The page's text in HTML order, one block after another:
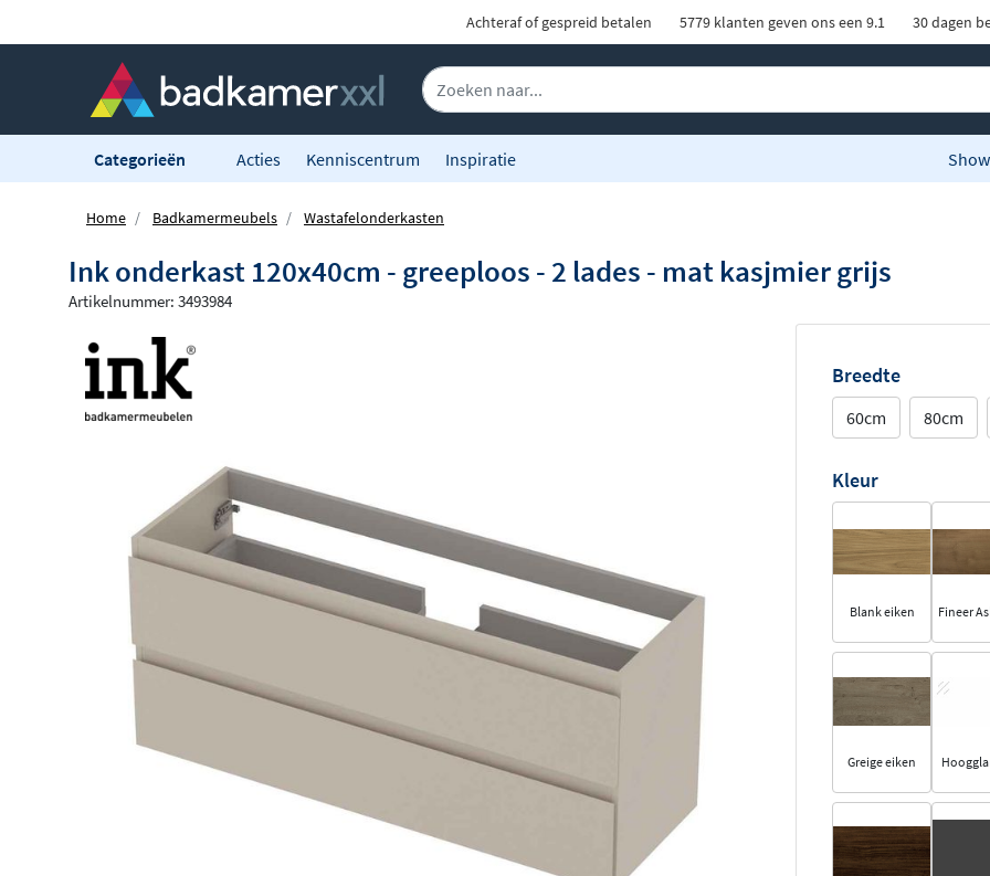
Achteraf of gespreid betalen 5779 klanten geven ons een 9.1 30 dagen
Categorieën Acties Kenniscentrum Inspiratie
Home Badkamermeubels Wastafelonderkasten
Ink onderkast 120x40cm - greeploos - 2 lades - mat kasjmier grijs
Artikelnummer: 3493984
Breedte
60cm 80cm
Kleur
Blank eiken Fineer
Greige eiken